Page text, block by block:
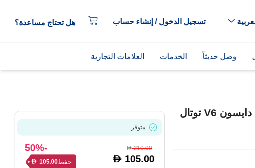
تسجيل الدخول / إنشاء حساب هل تحتاج مساعدة؟
وصل حديثاً الخدمات العلامات التجارية
مجموعة أنبوب التنظيف لعصا دايسون V6 توتال
متوفر
D210.00
D 105.00
-50%
حفظ D 105.00